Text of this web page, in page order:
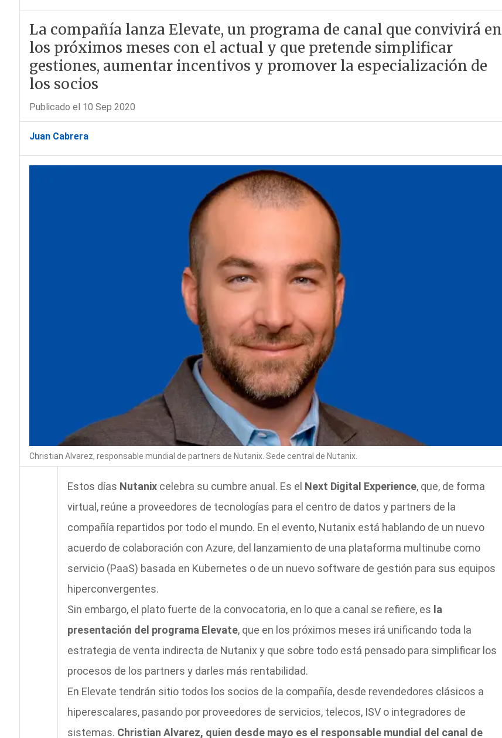
La compañía lanza Elevate, un programa de canal que convivirá en
los próximos meses con el actual y que pretende simplificar
gestiones, aumentar incentivos y promover la especialización de
los socios
Publicado el 10 Sep 2020
Juan Cabrera
Christian Alvarez, responsable mundial de partners de Nutanix. Sede central de Nutanix.
Estos días Nutanixcelebra su cumbre anual. Es el Next Digital Experience, que, de forma
virtual, reúne a proveedores de tecnologías para el centro de datos y partners de la
compañía repartidos por todo el mundo. En el evento, Nutanix está hablando de un nuevo
acuerdo de colaboración con Azure, del lanzamiento de una plataforma multinube como
servicio (PaaS) basada en Kubernetes o de un nuevo software de gestión para sus equipos
hiperconvergentes.
Sin embargo, el plato fuerte de la convocatoria, en lo que a canal se refiere, es la
presentación del programa Elevate, que en los próximos meses irá unificando toda la
estrategia de venta indirecta de Nutanix y que sobre todo está pensado para simplificar los
procesos de los partners y darles más rentabilidad.
En Elevate tendrán sitio todos los socios de la compañía, desde revendedores clásicos a
hiperescalares, pasando por proveedores de servicios, telecos, ISV o integradores de
sistemas. Christian Alvarez, quien desde mayo es el responsable mundial del canal de